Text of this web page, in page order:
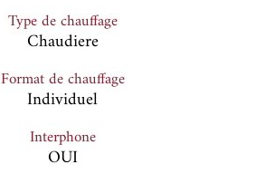
Type de chauffage
Chaudiere
Format de chauffage
Individuel
Interphone
OUI